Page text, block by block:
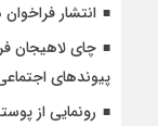
انتشار
چای لاهیجان
پیوندهای
رونمایی از